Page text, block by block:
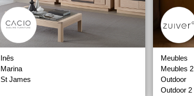
Inês
Marina
St James
Meubles
Meubles 2
Outdoor
Outdoor 2